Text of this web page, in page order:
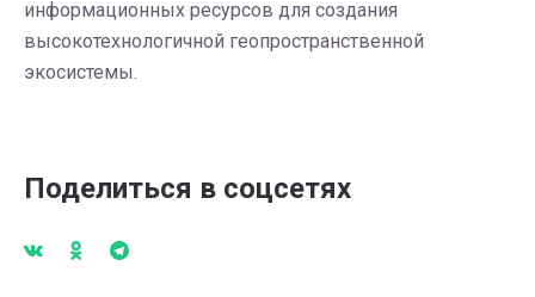
информационных ресурсов для создания
высокотехнологичной геопространственной
экосистемы.
Поделиться в соцсетях